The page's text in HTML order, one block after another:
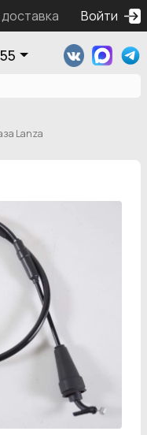
Контакты
Войти
Lanza